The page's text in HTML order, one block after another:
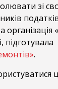
зі
підготувала
.